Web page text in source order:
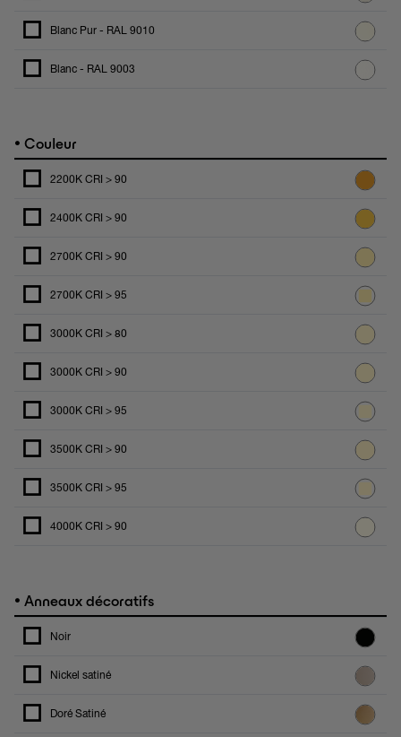
Blanc Pur - RAL 9010
Blanc - RAL 9003
• Couleur
2200K CRI > 90
2400K CRI > 90
2700K CRI > 90
2700K CRI > 95
3000K CRI > 80
3000K CRI > 90
3000K CRI > 95
3500K CRI > 90
3500K CRI > 95
4000K CRI > 90
• Anneaux décoratifs
Noir
Nickel satiné
Doré Satiné